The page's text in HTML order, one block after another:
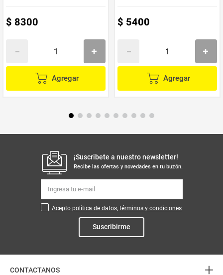
$ 8300
Agregar
$ 5400
Agregar
¡Suscribete a nuestro newsletter!
Recibe las ofertas y novedades en tu buzón.
Acepto política de datos, términos y condiciones
Suscribirme
CONTACTANOS +